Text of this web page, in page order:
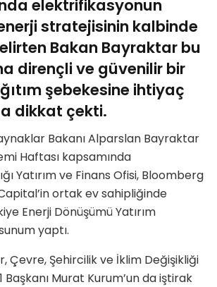
elektrifikasyonun
stratejisinin kalbinde
Bakan Bayraktar bu
dirençli ve güvenilir bir
şebekesine ihtiyaç
dikkat çekti.
Bakanı Alparslan Bayraktar
Haftası kapsamında
Yatırım ve Finans Ofisi, Bloomberg
ortak ev sahipliğinde
Enerji Dönüşümü Yatırım
yaptı.
Çevre, Şehircilik ve İklim Değişikliği
Başkanı Murat Kurum’un da iştirak